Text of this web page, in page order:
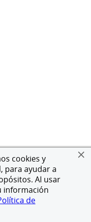
cookies y
para ayudar a
Al usar
información
de